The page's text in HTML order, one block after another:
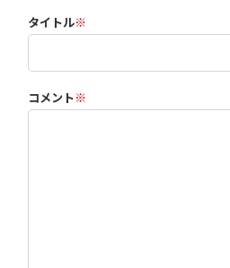
タイトル※
コメント※